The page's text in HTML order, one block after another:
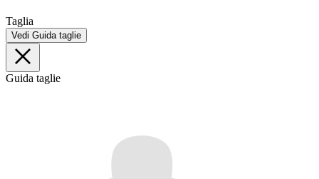
Taglia
Vedi Guida taglie
Guida taglie